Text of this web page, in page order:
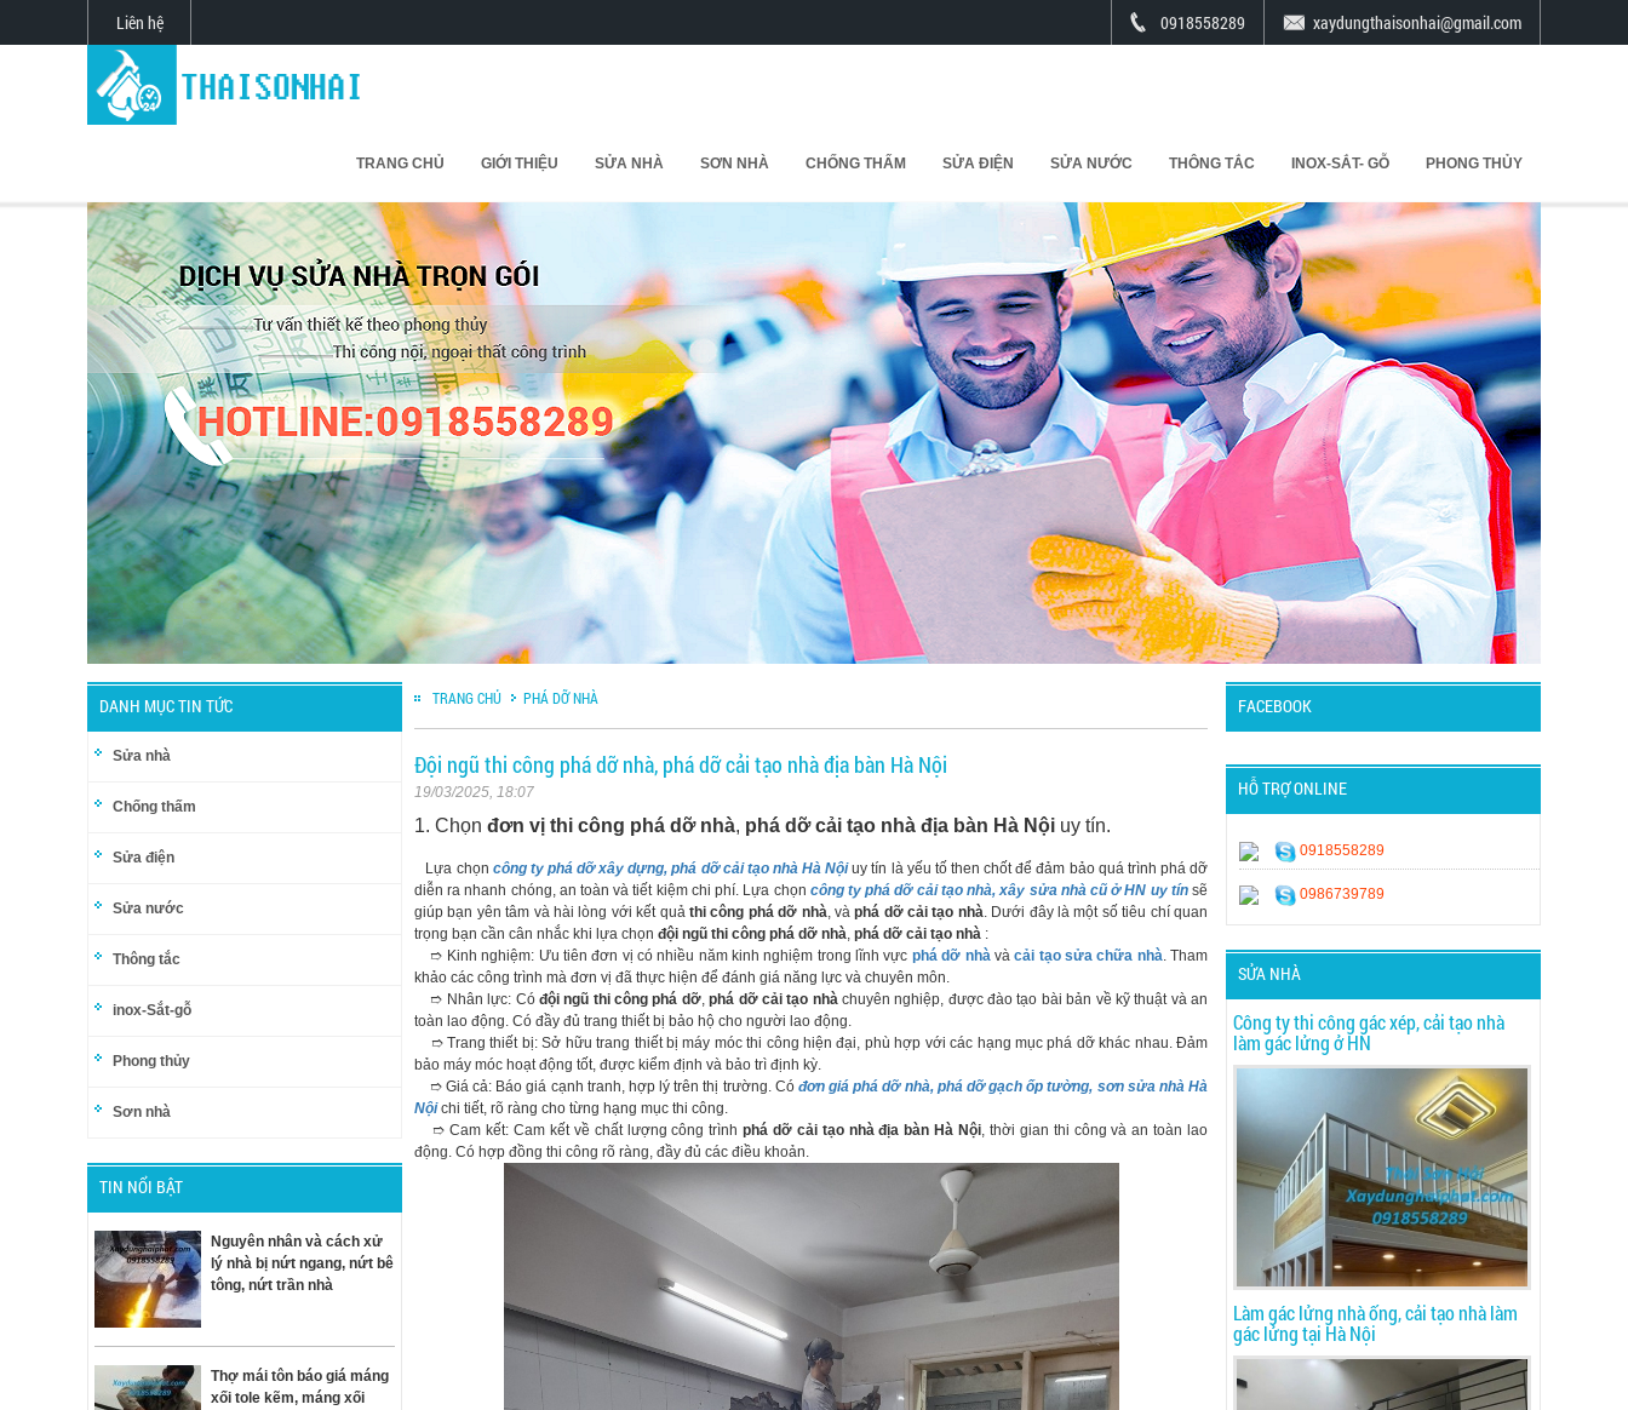
Liên hệ xaydungthaisonhai@gmail.com
0918558289
TRANG CHỦ GIỚI THIỆU SỬA NHÀ SƠN NHÀ CHỐNG THẤM SỬA ĐIỆN SỬA NƯỚC THÔNG TẮC INOX-SẮT- GỖ PHONG THỦY
DANH MỤC TIN TỨC
Sửa nhà
Chống thấm
Sửa điện
Sửa nước
Thông tắc
inox-Sắt-gỗ
Phong thủy
Sơn nhà
TIN NỔI BẬT
Nguyên nhân và cách xử
lý nhà bị nứt ngang, nứt bê
tông, nứt trần nhà
Thợ mái tôn báo giá máng
xối tole kẽm, máng xối
TRANG CHỦ PHÁ DỠ NHÀ
Đội ngũ thi công phá dỡ nhà, phá dỡ cải tạo nhà địa bàn Hà Nội
19/03/2025, 18:07
1. Chọn đơn vị thi công phá dỡ nhà, phá dỡ cải tạo nhà địa bàn Hà Nội uy tín.
Lựa chọn công ty phá dỡ xây dựng, phá dỡ cải tạo nhà Hà Nộiuy tín là yếu tố then chốt để đảm bảo quá trình phá dỡ
diễn ra nhanh chóng, an toàn và tiết kiệm chi phí. Lựa chọn công ty phá dỡ cải tạo nhà, xây sửa nhà cũ ở HN uy tínsẽ
giúp bạn yên tâm và hài lòng với kết quả thi công phá dỡ nhà, vàphá dỡ cải tạo nhà. Dưới đây là một số tiêu chí quan
trọng bạn cần cân nhắc khi lựa chọn đội ngũ thi công phá dỡ nhà, phá dỡ cải tạo nhà :
➱ Kinh nghiệm: Ưu tiên đơn vị có nhiều năm kinh nghiệm trong lĩnh vực phá dỡ nhàvàcải tạo sửa chữa nhà. Tham
khảo các công trình mà đơn vị đã thực hiện để đánh giá năng lực và chuyên môn.
➱ Nhân lực: Có đội ngũ thi công phá dỡ,phá dỡ cải tạo nhàchuyên nghiệp, được đào tạo bài bản về kỹ thuật và an
toàn lao động. Có đầy đủ trang thiết bị bảo hộ cho người lao động.
➱ Trang thiết bị: Sở hữu trang thiết bị máy móc thi công hiện đại, phù hợp với các hạng mục phá dỡ khác nhau. Đảm
bảo máy móc hoạt động tốt, được kiểm định và bảo trì định kỳ.
➱ Giá cả: Báo giá cạnh tranh, hợp lý trên thị trường. Có đơn giá phá dỡ nhà, phá dỡ gạch ốp tường, sơn sửa nhà Hà
Nộichi tiết, rõ ràng cho từng hạng mục thi công.
➱ Cam kết: Cam kết về chất lượng công trình phá dỡ cải tạo nhà địa bàn Hà Nội, thời gian thi công và an toàn lao
động. Có hợp đồng thi công rõ ràng, đầy đủ các điều khoản.
FACEBOOK
HỖ TRỢ ONLINE
0918558289
0986739789
SỬA NHÀ
Công ty thi công gác xép, cải tạo nhà
làm gác lửng ở HN
Làm gác lửng nhà ống, cải tạo nhà làm
gác lửng tại Hà Nội